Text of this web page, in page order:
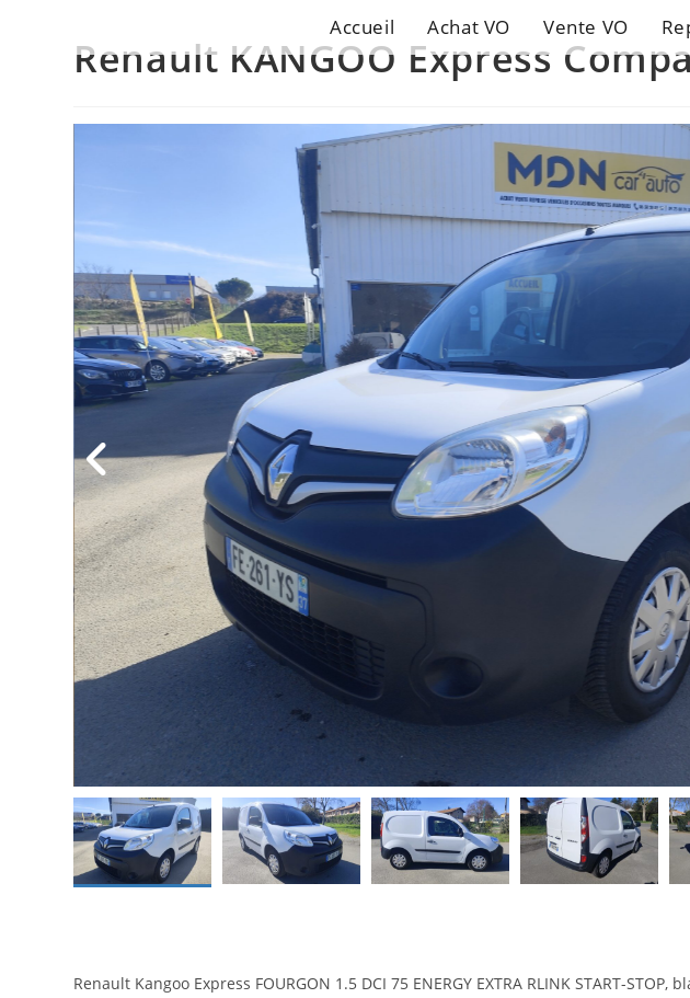
Accueil Achat VO Vente VO
Renault KANGOO Express
Renault Kangoo Express FOURGON 1.5 DCI 75 ENERGY EXTRA RLINK START-